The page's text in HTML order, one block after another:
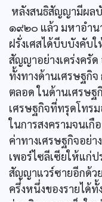
หลังสนธิสัญญามีผล
๑๙๒๐ แล้ว มหาอำน
ฝรั่งเศสได้บีบบังคับ
สัญญาอย่างเคร่งครั
ทั้งทางด้านเศรษฐกิ
ตลอด ในด้านเศรษฐ
เศรษฐกิจที่ทรุดโทร
ในการสงครามจนเ
ค่าทางเศรษฐกิจอย่
เพอร์ไซลีเซียให้แก่ป
สัญญาแวร์ซายอีกด้ว
ครึ่งหนึ่งของรายได้